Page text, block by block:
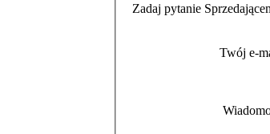
Zadaj pytanie
Twój e-